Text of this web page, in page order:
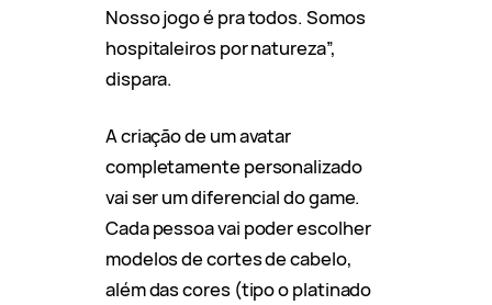
Nosso jogo é pra todos. Somos
hospitaleiros por natureza”,
dispara.
A criação de um avatar
completamente personalizado
vai ser um diferencial do game.
Cada pessoa vai poder escolher
modelos de cortes de cabelo,
além das cores (tipo o platinado